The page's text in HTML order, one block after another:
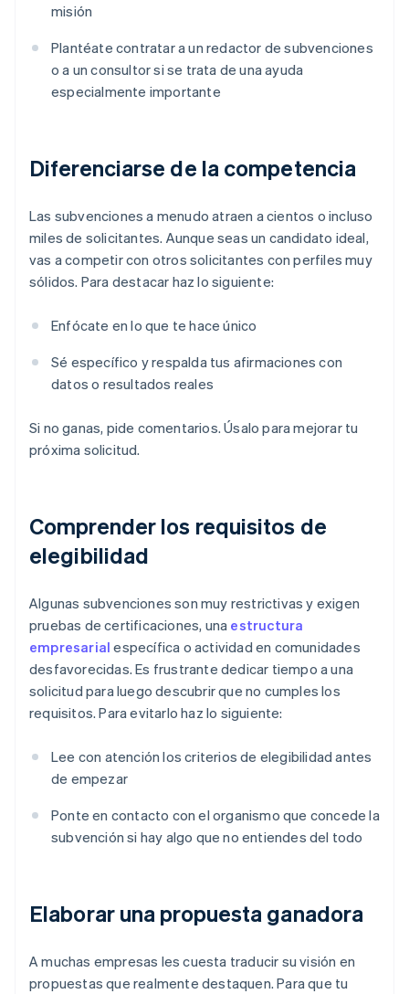
misión
Plantéate contratar a un redactor de subvenciones
o a un consultor si se trata de una ayuda
especialmente importante
Diferenciarse de la competencia
Las subvenciones a menudo atraen a cientos o incluso
miles de solicitantes. Aunque seas un candidato ideal,
vas a competir con otros solicitantes con perfiles muy
sólidos. Para destacar haz lo siguiente:
Enfócate en lo que te hace único
Sé específico y respalda tus afirmaciones con
datos o resultados reales
Si no ganas, pide comentarios. Úsalo para mejorar tu
próxima solicitud.
Comprender los requisitos de
elegibilidad
Algunas subvenciones son muy restrictivas y exigen
pruebas de certificaciones, una estructura
empresarial específica o actividad en comunidades
desfavorecidas. Es frustrante dedicar tiempo a una
solicitud para luego descubrir que no cumples los
requisitos. Para evitarlo haz lo siguiente:
Lee con atención los criterios de elegibilidad antes
de empezar
Ponte en contacto con el organismo que concede la
subvención si hay algo que no entiendes del todo
Elaborar una propuesta ganadora
A muchas empresas les cuesta traducir su visión en
propuestas que realmente destaquen. Para que tu